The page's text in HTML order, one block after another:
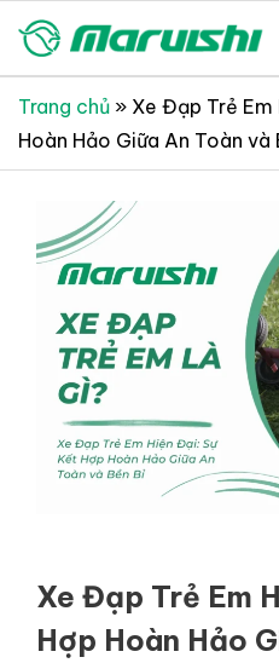
Skip
content
Xe đạp Nhật
Since 1894
Xe đạp Nhật Bản nguyên
Trang chủ » Xe Đạp Trẻ Em
Hoàn Hảo Giữa An Toàn và
Xe Đạp Trẻ Em
Hợp Hoàn Hảo